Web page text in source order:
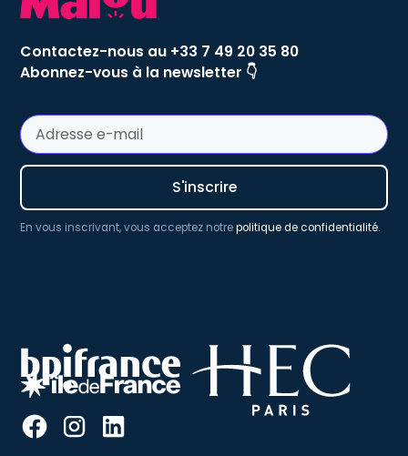
Contactez-nous au +33 7 49 20 35 80
Abonnez-vous à la newsletter 👇
En vous inscrivant, vous acceptez notrepolitique de confidentialité.